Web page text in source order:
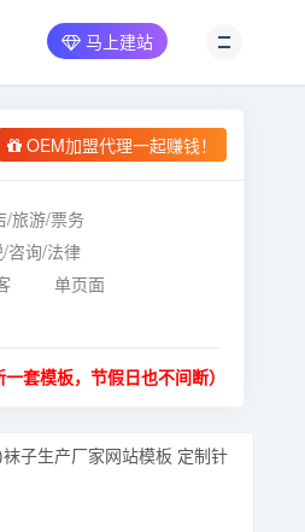
马上建站
OEM加盟代理一起赚钱！
/旅游/票务
咨询/法律
单页面
套模板，节假日也不间断）